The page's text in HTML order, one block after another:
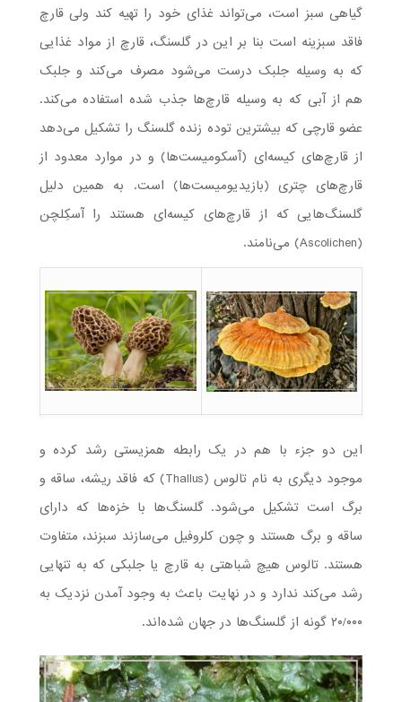
گیاهی سبز است، می‌تواند غذای خود را تهیه کند ولی قارچ
فاقد سبزینه است بنا بر این در گلسنگ، قارچ از مواد غذایی
که به وسیله جلبک درست می‌شود مصرف می‌کند و جلبک
هم از آبی که به وسیله قارچ‌ها جذب شده استفاده می‌کند.
عضو قارچی که بیشترین توده زنده گلسنگ را تشکیل می‌دهد
از قارچ‌های کیسه‌ای (آسکومیست‌ها) و در موارد معدود از
قارچ‌های چتری (بازیدیومیست‌ها) است. به همین دلیل
گلسنگ‌هایی که از قارچ‌های کیسه‌ای هستند را آسکِلچن
(Ascolichen) می‌نامند.
این دو جزء با هم در یک رابطه همزیستی رشد کرده و
موجود دیگری به نام تالوس (Thallus) که فاقد ريشه، ساقه و
برگ است تشکیل می‌شود. گلسنگ‌ها با خزه‌ها که دارای
ساقه و برگ هستند و چون کلروفیل می‌سازند سبزند، متفاوت
هستند. تالوس هیچ شباهتی به قارچ یا جلبکی که به تنهایی
رشد می‌کند ندارد و در نهایت باعث به وجود آمدن نزدیک به
۲۰/۰۰۰ گونه از گلسنگ‌ها در جهان شده‌اند.